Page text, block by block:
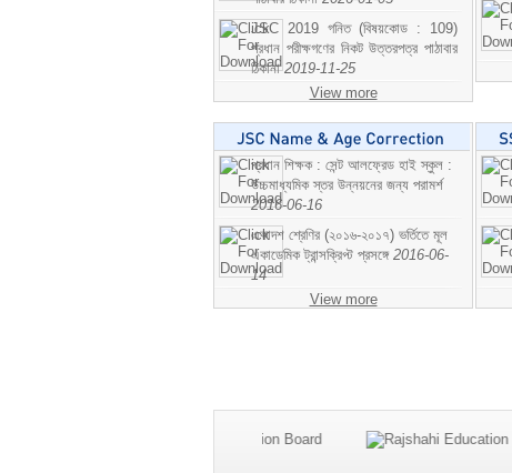
JSC 2019 গনিত (বিষয়কোড : 109)
প্রধান পরীক্ষগণের নিকট উত্তরপত্র পাঠাবার
ঠিকানা2019-11-25
View more
প্রধান শিক্ষক : সেন্ট আলফ্রেড হাই স্কুল :
উচ্চমাধ্যমিক স্তর উন্নয়নের জন্য পরামর্শ
2016-06-16
একাদশ শ্রেণির (২০১৬-২০১৭) ভর্তিতে মূল
একাডেমিক ট্রান্সক্রিপ্ট প্রসঙ্গে 2016-06-
14
View more